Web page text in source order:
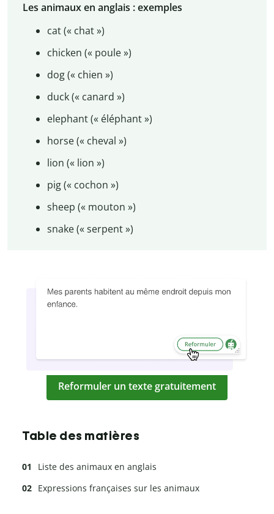
Les animaux en anglais : exemples
cat (« chat »)
chicken (« poule »)
dog (« chien »)
duck (« canard »)
elephant (« éléphant »)
horse (« cheval »)
lion (« lion »)
pig (« cochon »)
sheep (« mouton »)
snake (« serpent »)
Reformuler un texte gratuitement
Table des matières
Liste des animaux en anglais
Expressions françaises sur les animaux